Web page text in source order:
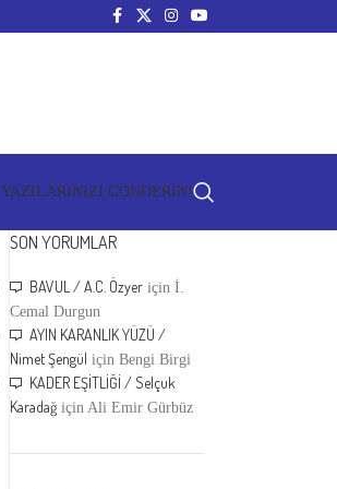
YAZILARINIZI GÖNDERİN!
SON YORUMLAR
BAVUL / A.C. Özyer içinİ.
Cemal Durgun
AYIN KARANLIK YÜZÜ /
Nimet Şengül içinBengi Birgi
KADER EŞİTLİĞİ / Selçuk
Karadağ içinAli Emir Gürbüz